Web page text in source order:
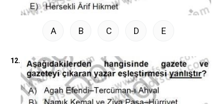
A B C D E
12.